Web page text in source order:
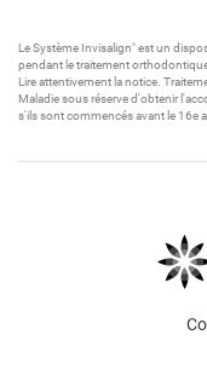
Le Système Invisalign ® est un
pendant le traitement
Lire attentivement la notice.
Maladie sous réserve d'obtenir
s'ils sont commencés avant le 16e